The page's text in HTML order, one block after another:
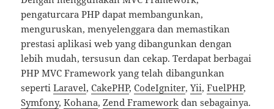
pengaturcara PHP dapat membangunkan,
menguruskan, menyelenggara dan memastikan
prestasi aplikasi web yang dibangunkan dengan
lebih mudah, tersusun dan cekap. Terdapat berbagai
PHP MVC Framework yang telah dibangunkan
sepertiLaravel,CakePHP,CodeIgniter,Yii,FuelPHP,
Symfony,Kohana,Zend Framework dan sebagainya.